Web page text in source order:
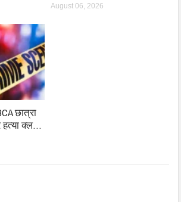
August 06, 2026
छात्रा
क्ल…